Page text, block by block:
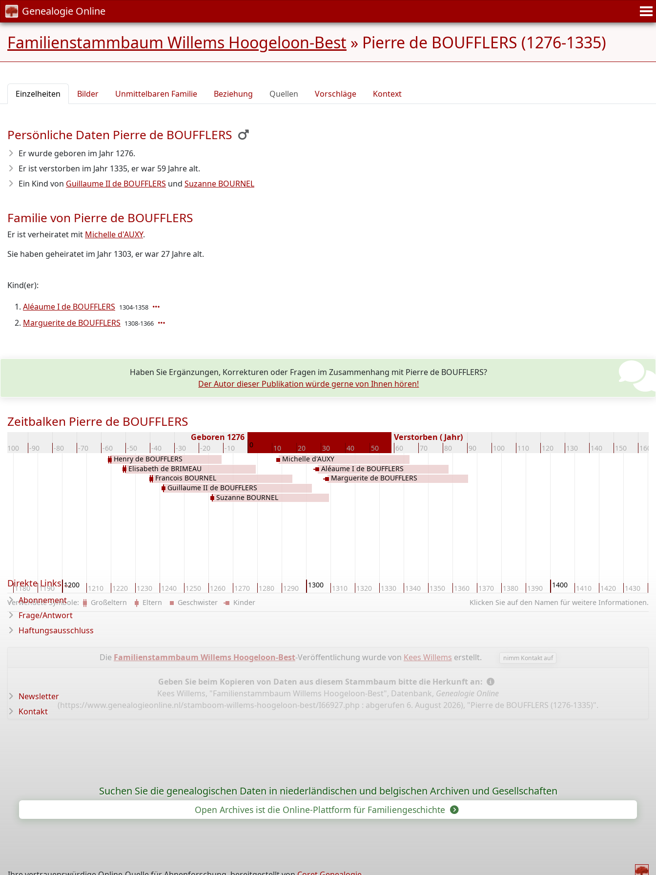
Genealogie Online
Familienstammbaum Willems Hoogeloon-Best » Pierre de BOUFFLERS (1276-1335)
Einzelheiten Bilder Unmittelbaren Familie Beziehung Quellen Vorschläge Kontext
Persönliche Daten Pierre de BOUFFLERS
Er wurde geboren im Jahr 1276.
Er ist verstorben im Jahr 1335, er war 59 Jahre alt.
Ein Kind von Guillaume II de BOUFFLERS und Suzanne BOURNEL
Familie von Pierre de BOUFFLERS
Er ist verheiratet mit Michelle d'AUXY.
Sie haben geheiratet im Jahr 1303, er war 27 Jahre alt.
Kind(er):
Aléaume I de BOUFFLERS 1304-1358
Marguerite de BOUFFLERS 1308-1366
Haben Sie Ergänzungen, Korrekturen oder Fragen im Zusammenhang mit Pierre de BOUFFLERS?
Der Autor dieser Publikation würde gerne von Ihnen hören!
Zeitbalken Pierre de BOUFFLERS
-100 -90 -80 -70 -60 -50 -40 -30 -20 -10 0 10 20 30 40 50 60 70 80 90 100 110 120 130 140 150 160
Geboren 1276 Verstorben ( Jahr)
1180 1190 1200 1210 1220 1230 1240 1250 1260 1270 1280 1290 1300 1310 1320 1330 1340 1350 1360 1370 1380 1390 1400 1410 1420 1430
Henry de BOUFFLERS
Elisabeth de BRIMEAU
Francois BOURNEL
Guillaume II de BOUFFLERS
Suzanne BOURNEL
Michelle d'AUXY
Aléaume I de BOUFFLERS
Marguerite de BOUFFLERS
Klicken Sie auf den Namen für weitere Informationen.
Verwendete Symbole: Großeltern Eltern Geschwister Kinder
Die Familienstammbaum Willems Hoogeloon-Best-Veröffentlichung wurde von Kees Willems erstellt. nimm Kontakt auf
Geben Sie beim Kopieren von Daten aus diesem Stammbaum bitte die Herkunft an:
Kees Willems, "Familienstammbaum Willems Hoogeloon-Best", Datenbank, Genealogie Online
(https://www.genealogieonline.nl/stamboom-willems-hoogeloon-best/I66927.php : abgerufen 6. August 2026), "Pierre de BOUFFLERS (1276-1335)".
Direkte Links ...
Abonnement
Frage/Antwort
Haftungsausschluss
Newsletter
Kontakt
Suchen Sie die genealogischen Daten in niederländischen und belgischen Archiven und Gesellschaften
Open Archives ist die Online-Plattform für Familiengeschichte